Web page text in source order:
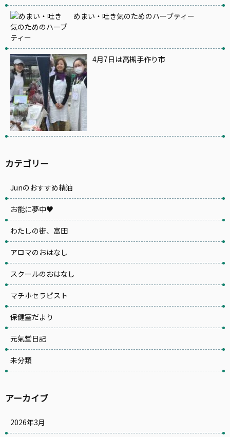
めまい・吐き気のためのハーブティー
4月7日は高槻手作り市
カテゴリー
Junのおすすめ精油
お能に夢中♥
わたしの街、富田
アロマのおはなし
スクールのおはなし
マチホセラピスト
保健室だより
元氣堂日記
未分類
アーカイブ
2026年3月